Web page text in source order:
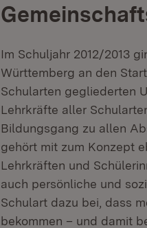
Im Schuljahr 2012/2013
Württemberg an den
Schularten gegliederten
Lehrkräfte aller
Bildungsgang zu allen
gehört mit zum Konzept
Lehrkräften und
auch persönliche und
Schulart dazu bei, dass
bekommen – und damit